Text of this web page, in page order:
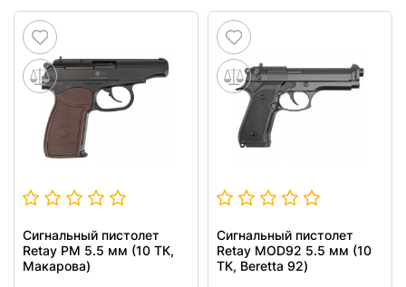
Сигнальный пистолет
Retay PM 5.5 мм (10 ТК,
Макарова)
Сигнальный пистолет
Retay MOD92 5.5 мм (10
ТК, Beretta 92)